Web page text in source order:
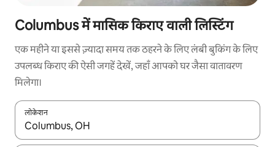
Columbus में मासिक किराए वाली लिस्टिंग
एक महीने या इससे ज़्यादा समय तक ठहरने के लिए लंबी बुकिंग के लिए
उपलब्ध किराए की ऐसी जगहें देखें, जहाँ आपको घर जैसा वातावरण
मिलेगा।
लोकेशन
नतीजों के उपलब्ध होने पर, अप और डाउन 'ऐरो की' का इस्तेमाल करके नेविगेट